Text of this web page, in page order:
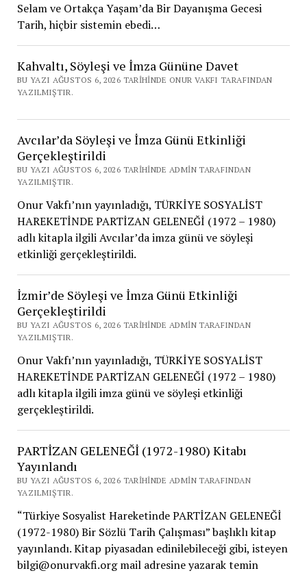
Selam ve Ortakça Yaşam’da Bir Dayanışma Gecesi
Tarih, hiçbir sistemin ebedi…
Kahvaltı, Söyleşi ve İmza Gününe Davet
BU YAZI AĞUSTOS 6, 2026 TARIHINDE ONUR VAKFI TARAFINDAN
YAZILMIŞTIR.
Avcılar’da Söyleşi ve İmza Günü Etkinliği
Gerçekleştirildi
BU YAZI AĞUSTOS 6, 2026 TARIHINDE ADMIN TARAFINDAN
YAZILMIŞTIR.
Onur Vakfı’nın yayınladığı, TÜRKİYE SOSYALİST
HAREKETİNDE PARTİZAN GELENEĞİ (1972 – 1980)
adlı kitapla ilgili Avcılar’da imza günü ve söyleşi
etkinliği gerçekleştirildi.
İzmir’de Söyleşi ve İmza Günü Etkinliği
Gerçekleştirildi
BU YAZI AĞUSTOS 6, 2026 TARIHINDE ADMIN TARAFINDAN
YAZILMIŞTIR.
Onur Vakfı’nın yayınladığı, TÜRKİYE SOSYALİST
HAREKETİNDE PARTİZAN GELENEĞİ (1972 – 1980)
adlı kitapla ilgili imza günü ve söyleşi etkinliği
gerçekleştirildi.
PARTİZAN GELENEĞİ (1972-1980) Kitabı
Yayınlandı
BU YAZI AĞUSTOS 6, 2026 TARIHINDE ADMIN TARAFINDAN
YAZILMIŞTIR.
“Türkiye Sosyalist Hareketinde PARTİZAN GELENEĞİ
(1972-1980) Bir Sözlü Tarih Çalışması” başlıklı kitap
yayınlandı. Kitap piyasadan edinilebileceği gibi, isteyen
bilgi@onurvakfi.org mail adresine yazarak temin